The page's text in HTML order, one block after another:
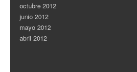
octubre 2012
junio 2012
mayo 2012
abril 2012